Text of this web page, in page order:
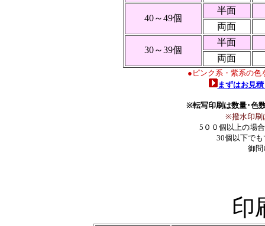
40～49個
半面
両面
30～39個
半面
両面
●ピンク系・紫系の色
まずはお見
※転写印刷は数量･色
※撥水印刷
5００個以上の場
30個以下で
御問
印